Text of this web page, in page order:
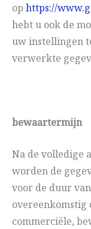
op https://
hebt u ook de
uw instellingen
verwerkte
bewaartermijn
Na de volledige
worden de
voor de duur
overeenkomstig
commerciële,